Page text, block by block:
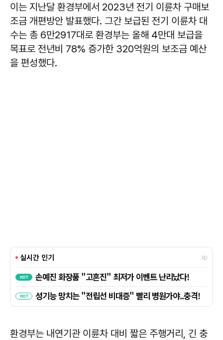
이는 지난달 환경부에서 2023년 전기 이륜차 구매보
조금 개편방안 발표했다. 그간 보급된 전기 이륜차 대
수는 총 6만2917대로 환경부는 올해 4만대 보급을
목표로 전년비 78% 증가한 320억원의 보조금 예산
을 편성했다.
환경부는 내연기관 이륜차 대비 짧은 주행거리, 긴 충